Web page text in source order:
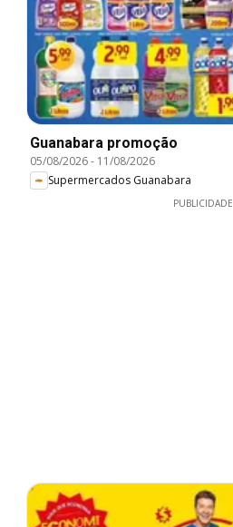
Guanabara promoção
05/08/2026- 11/08/2026
Supermercados Guanabara
PUBLICIDADE